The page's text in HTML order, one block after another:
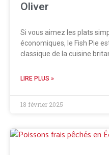
Oliver
Si vous aimez les plats
économiques, le Fish Pie
classique de la cuisine
LIRE PLUS »
18 février 2025